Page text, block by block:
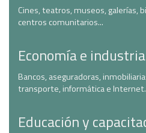
Cines, teatros, museos, galerías,
centros comunitarios...
Economía e
Bancos, aseguradoras,
transporte, informática e
Educación y